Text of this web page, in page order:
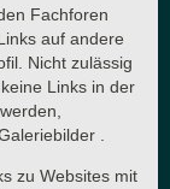
Fachforen
auf andere
Nicht zulässig
Links in der
.
zu Websites mit